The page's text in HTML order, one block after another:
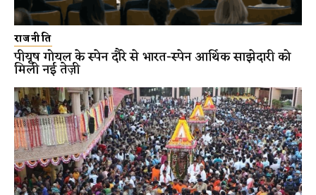
राजनीति
पीयूष गोयल के स्पेन दौरे से भारत-स्पेन आर्थिक साझेदारी को
मिली नई तेज़ी